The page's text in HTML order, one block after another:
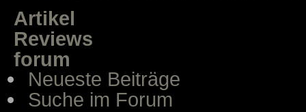
Artikel
Reviews
forum
Neueste Beiträge
Suche im Forum